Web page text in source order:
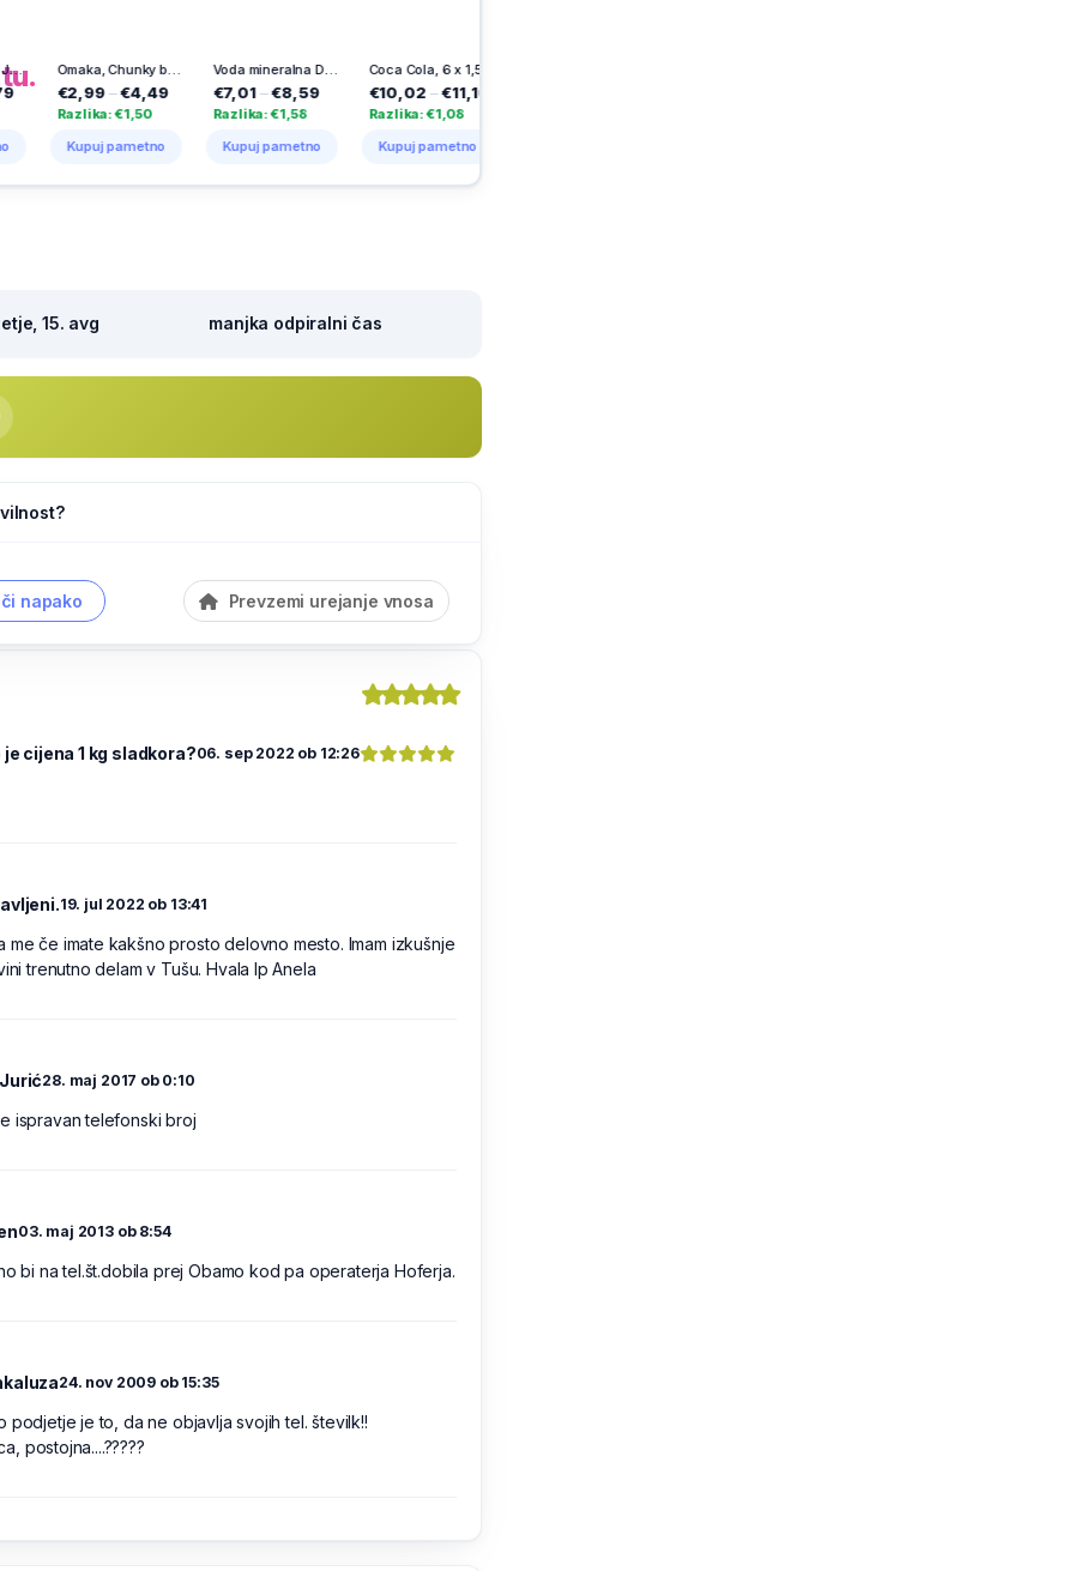
Omaka, Chunky burger, Hellmann's, 250 ml
–€4,49
€1,50
pametno
Voda mineralna Donat, 6 x 0,5 l
€7,01– €8,59
Razlika: €1,58
Kupuj pametno
Coca Cola, 6 x 1,5l
€10,02 €11,10
Razlika: €1,08
Kupuj pametno
€1,79–
Razlika: €2,59
Kupuj pametno
15. avg manjka odpiralni čas
napako Prevzemi urejanje vnosa
je cijena 1 kg sladkora?06. sep 2022 ob 12:26
19. jul 2022 ob 13:41
me če imate kakšno prosto delovno mesto. Imam izkušnje
trenutno delam v Tušu. Hvala lp Anela
28. maj 2017 ob 0:10
ispravan telefonski broj
03. maj 2013 ob 8:54
bi na tel.št.dobila prej Obamo kod pa operaterja Hoferja.
24. nov 2009 ob 15:35
podjetje je to, da ne objavlja svojih tel. številk!!
postojna....?????